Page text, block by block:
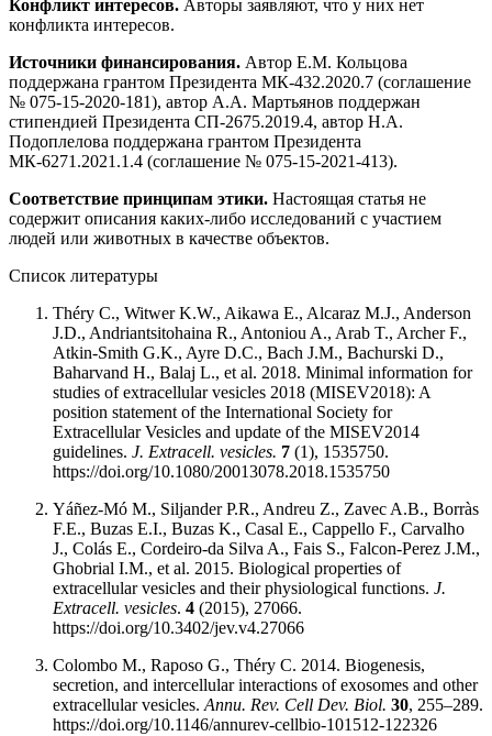
Конфликт интересов. Авторы заявляют, что у них нет
конфликта интересов.
Источники финансирования. Автор Е.М. Кольцова
поддержана грантом Президента МК-432.2020.7 (соглашение
№ 075-15-2020-181), автор А.А. Мартьянов поддержан
стипендией Президента СП-2675.2019.4, автор Н.А.
Подоплелова поддержана грантом Президента
МК-6271.2021.1.4 (соглашение № 075-15-2021-413).
Соответствие принципам этики. Настоящая статья не
содержит описания каких-либо исследований с участием
людей или животных в качестве объектов.
Список литературы
Théry C., Witwer K.W., Aikawa E., Alcaraz M.J., Anderson
J.D., Andriantsitohaina R., Antoniou A., Arab T., Archer F.,
Atkin-Smith G.K., Ayre D.C., Bach J.M., Bachurski D.,
Baharvand H., Balaj L., et al. 2018. Minimal information for
studies of extracellular vesicles 2018 (MISEV2018): A
position statement of the International Society for
Extracellular Vesicles and update of the MISEV2014
guidelines. J. Extracell. vesicles. 7 (1), 1535750.
https://doi.org/10.1080/20013078.2018.1535750
Yáñez-Mó M., Siljander P.R., Andreu Z., Zavec A.B., Borràs
F.E., Buzas E.I., Buzas K., Casal E., Cappello F., Carvalho
J., Colás E., Cordeiro-da Silva A., Fais S., Falcon-Perez J.M.,
Ghobrial I.M., et al. 2015. Biological properties of
extracellular vesicles and their physiological functions. J.
Extracell. vesicles. 4 (2015), 27066.
https://doi.org/10.3402/jev.v4.27066
Colombo M., Raposo G., Théry C. 2014. Biogenesis,
secretion, and intercellular interactions of exosomes and other
extracellular vesicles. Annu. Rev. Cell Dev. Biol. 30, 255–289.
https://doi.org/10.1146/annurev-cellbio-101512-122326